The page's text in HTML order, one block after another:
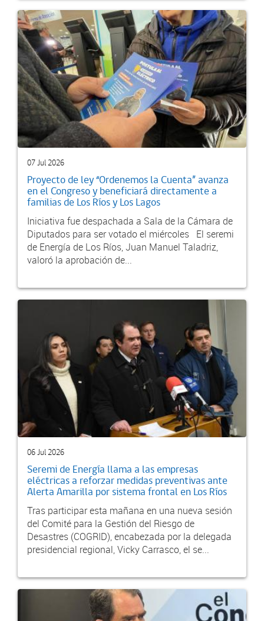
07 Jul 2026
Proyecto de ley “Ordenemos la Cuenta” avanza
en el Congreso y beneficiará directamente a
familias de Los Ríos y Los Lagos
Iniciativa fue despachada a Sala de la Cámara de
Diputados para ser votado el miércoles El seremi
de Energía de Los Ríos, Juan Manuel Taladriz,
valoró la aprobación de...
06 Jul 2026
Seremi de Energía llama a las empresas
eléctricas a reforzar medidas preventivas ante
Alerta Amarilla por sistema frontal en Los Ríos
Tras participar esta mañana en una nueva sesión
del Comité para la Gestión del Riesgo de
Desastres (COGRID), encabezada por la delegada
presidencial regional, Vicky Carrasco, el se...